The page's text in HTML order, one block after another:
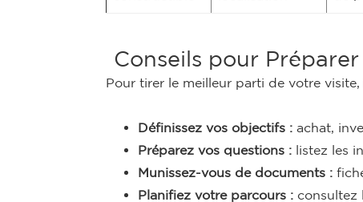
Conseils pour
Pour tirer le meilleur parti de votre
Définissez vos objectifs : achat,
Préparez vos questions : listez les
Munissez-vous de documents :
Planifiez votre parcours : consultez